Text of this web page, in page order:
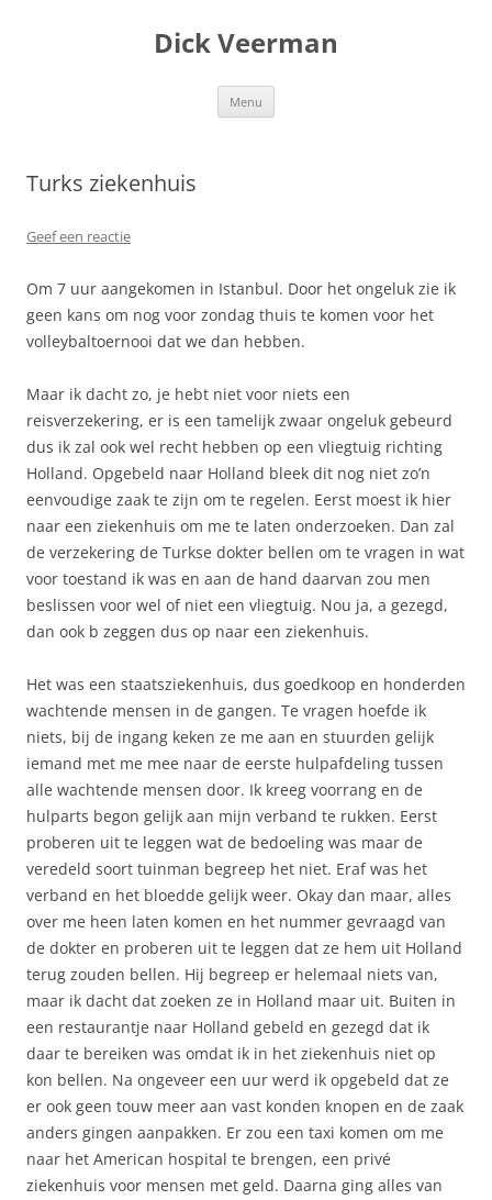
Dick Veerman
Menu
Turks ziekenhuis
Geef een reactie
Om 7 uur aangekomen in Istanbul. Door het ongeluk zie ik
geen kans om nog voor zondag thuis te komen voor het
volleybaltoernooi dat we dan hebben.
Maar ik dacht zo, je hebt niet voor niets een
reisverzekering, er is een tamelijk zwaar ongeluk gebeurd
dus ik zal ook wel recht hebben op een vliegtuig richting
Holland. Opgebeld naar Holland bleek dit nog niet zo’n
eenvoudige zaak te zijn om te regelen. Eerst moest ik hier
naar een ziekenhuis om me te laten onderzoeken. Dan zal
de verzekering de Turkse dokter bellen om te vragen in wat
voor toestand ik was en aan de hand daarvan zou men
beslissen voor wel of niet een vliegtuig. Nou ja, a gezegd,
dan ook b zeggen dus op naar een ziekenhuis.
Het was een staatsziekenhuis, dus goedkoop en honderden
wachtende mensen in de gangen. Te vragen hoefde ik
niets, bij de ingang keken ze me aan en stuurden gelijk
iemand met me mee naar de eerste hulpafdeling tussen
alle wachtende mensen door. Ik kreeg voorrang en de
hulparts begon gelijk aan mijn verband te rukken. Eerst
proberen uit te leggen wat de bedoeling was maar de
veredeld soort tuinman begreep het niet. Eraf was het
verband en het bloedde gelijk weer. Okay dan maar, alles
over me heen laten komen en het nummer gevraagd van
de dokter en proberen uit te leggen dat ze hem uit Holland
terug zouden bellen. Hij begreep er helemaal niets van,
maar ik dacht dat zoeken ze in Holland maar uit. Buiten in
een restaurantje naar Holland gebeld en gezegd dat ik
daar te bereiken was omdat ik in het ziekenhuis niet op
kon bellen. Na ongeveer een uur werd ik opgebeld dat ze
er ook geen touw meer aan vast konden knopen en de zaak
anders gingen aanpakken. Er zou een taxi komen om me
naar het American hospital te brengen, een privé
ziekenhuis voor mensen met geld. Daarna ging alles van